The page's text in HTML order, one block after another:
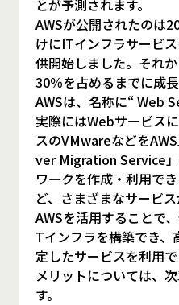
とが予測されます。
AWSが公開されたのは
けにITインフラサービ
供開始しました。それ
30％を占めるまでに成長
AWSは、名称に“ Web
実際にはWebサービス
スのVMwareなどを
ver Migration Service」
ワークを作成・利用で
ど、さまざまなサービス
AWSを活用することで
Tインフラを構築でき、
定したサービスを利用
メリットについては、
す。